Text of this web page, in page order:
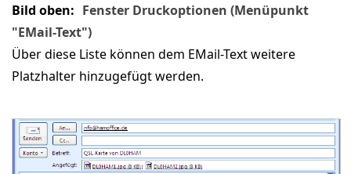
Bild oben: Fenster Druckoptionen (Menüpunkt
"EMail-Text")
Über diese Liste können dem EMail-Text weitere
Platzhalter hinzugefügt werden.